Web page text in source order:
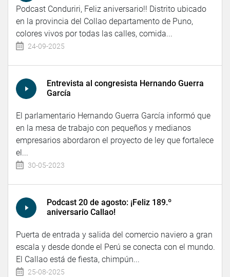
Podcast Conduriri, Feliz aniversario!! Distrito ubicado
en la provincia del Collao departamento de Puno,
colores vivos por todas las calles, comida...
24-09-2025
Entrevista al congresista Hernando Guerra
García
El parlamentario Hernando Guerra García informó que
en la mesa de trabajo con pequeños y medianos
empresarios abordaron el proyecto de ley que fortalece
el...
30-05-2023
Podcast 20 de agosto: ¡Feliz 189.º
aniversario Callao!
Puerta de entrada y salida del comercio naviero a gran
escala y desde donde el Perú se conecta con el mundo.
El Callao está de fiesta, chimpún...
25-08-2025